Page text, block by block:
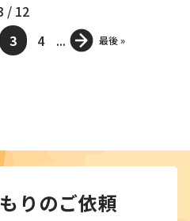
/ 12
3 4 ... 最後 »
りのご依頼